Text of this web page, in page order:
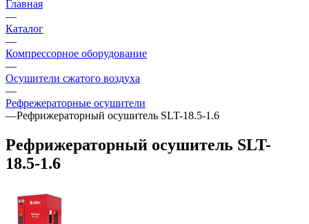
Главная
—
Каталог
—
Компрессорное оборудование
—
Осушители сжатого воздуха
—
Рефрежераторные осушители
—Рефрижераторный осушитель SLT-18.5-1.6
Рефрижераторный осушитель SLT-
18.5-1.6